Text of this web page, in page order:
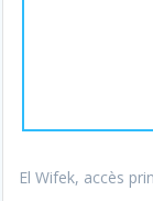
El Wifek, accès